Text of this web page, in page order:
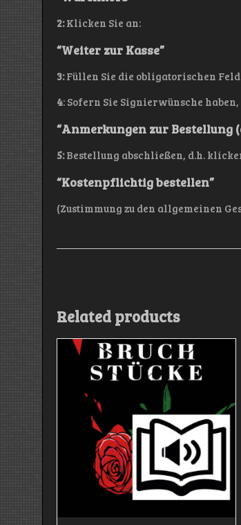
2:Klicken Sie an:
“Weiter zur Kasse”
3:Füllen Sie die obligatorischen
4: Sofern Sie Signierwünsche
“Anmerkungen zur Bestellung
5:Bestellung abschließen, d.h.
“Kostenpflichtig bestellen”
(Zustimmung zu den allgemeinen
Related products